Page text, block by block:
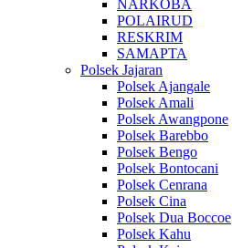
NARKOBA
POLAIRUD
RESKRIM
SAMAPTA
Polsek Jajaran
Polsek Ajangale
Polsek Amali
Polsek Awangpone
Polsek Barebbo
Polsek Bengo
Polsek Bontocani
Polsek Cenrana
Polsek Cina
Polsek Dua Boccoe
Polsek Kahu